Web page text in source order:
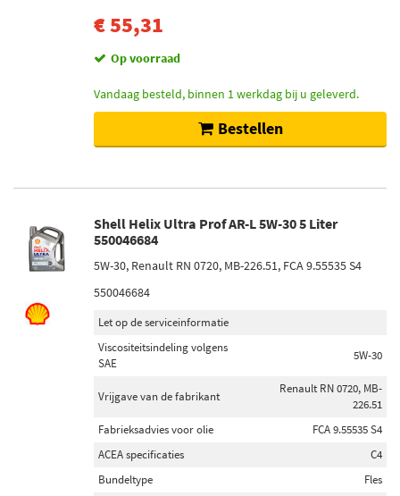
€ 55,31
Op voorraad
Vandaag besteld, binnen 1 werkdag bij u geleverd.
Bestellen
Shell Helix Ultra Prof AR-L 5W-30 5 Liter
550046684
5W-30, Renault RN 0720, MB-226.51, FCA 9.55535 S4
550046684
Let op de serviceinformatie
Viscositeitsindeling volgens
SAE
5W-30
Vrijgave van de fabrikant
Renault RN 0720, MB-
226.51
Fabrieksadvies voor olie
FCA 9.55535 S4
ACEA specificaties
C4
Bundeltype
Fles